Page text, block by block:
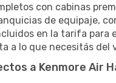
con cabinas
de equipaje,
en la tarifa para
a lo que necesitás del
a Kenmore Air